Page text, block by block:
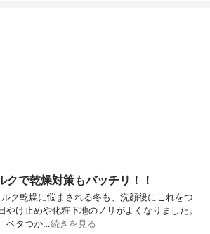
クで乾燥対策もバッチリ！！
ク乾燥に悩まされる冬も、洗顔後にこれをつ
やけ止めや化粧下地のノリがよくなりました。
ベタつか…続きを見る